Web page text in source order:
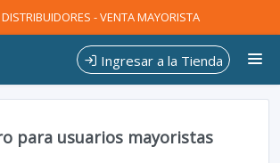
- VENTA MAYORISTA
Ingresar a la Tienda
para usuarios mayoristas